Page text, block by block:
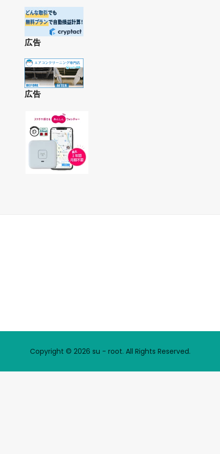
広告
広告
Copyright © 2026 su - root. All Rights Reserved.